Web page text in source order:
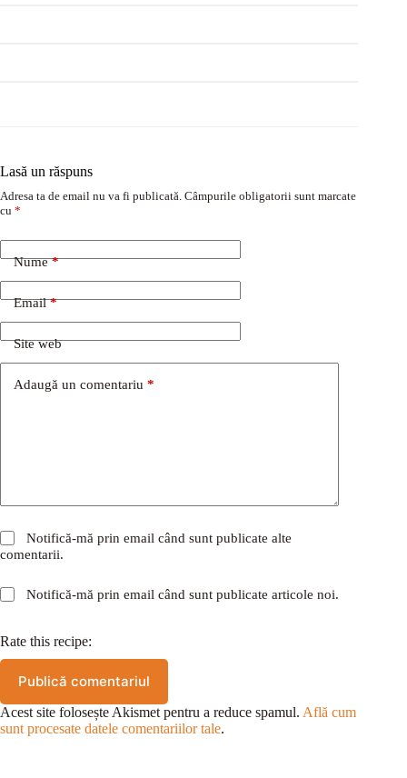
Lasă un răspuns
Adresa ta de email nu va fi publicată. Câmpurile obligatorii sunt marcate
cu *
Nume*
Email*
Site web
Adaugă un comentariu *
Notifică-mă prin email când sunt publicate alte
comentarii.
Notifică-mă prin email când sunt publicate articole noi.
Rate this recipe:
Publică comentariul
Acest site folosește Akismet pentru a reduce spamul. Află cum
sunt procesate datele comentariilor tale.